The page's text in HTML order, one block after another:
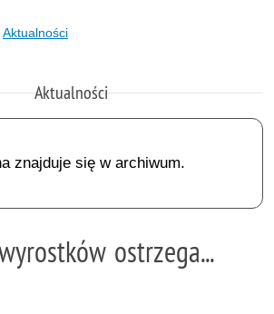
Aktualności
Aktualności
znajduje się w archiwum.
ostrzega...